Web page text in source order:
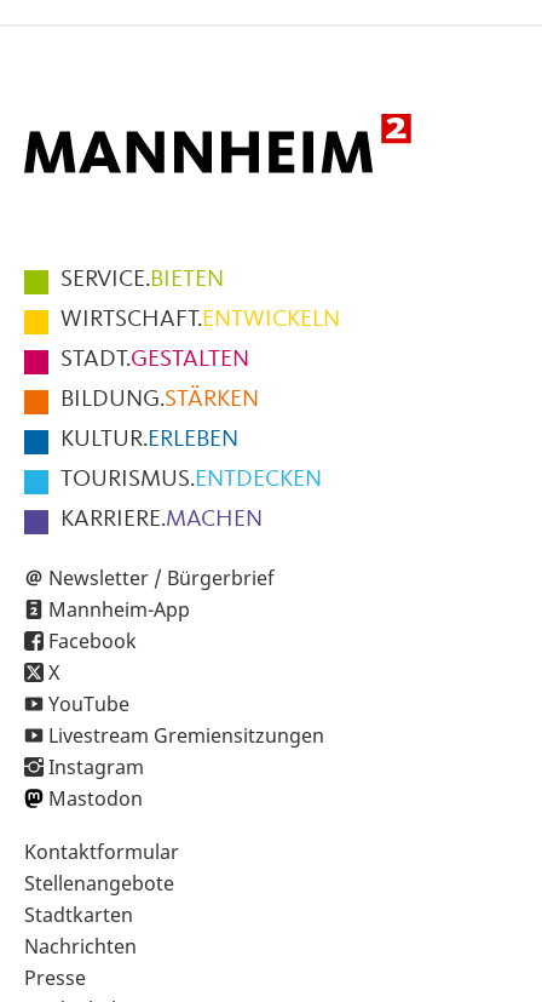
Hauptmenüpunkte
im
Fußbereich
der
Seite
SERVICE.BIETEN
WIRTSCHAFT.ENTWICKELN
STADT.GESTALTEN
BILDUNG.STÄRKEN
KULTUR.ERLEBEN
TOURISMUS.ENTDECKEN
KARRIERE.MACHEN
Newsletter / Bürgerbrief
Mannheim-App
Facebook
X
YouTube
Livestream Gremiensitzungen
Instagram
Mastodon
Sekundärnavigation
im
Fußbereich
Kontaktformular
Stellenangebote
Stadtkarten
Nachrichten
Presse